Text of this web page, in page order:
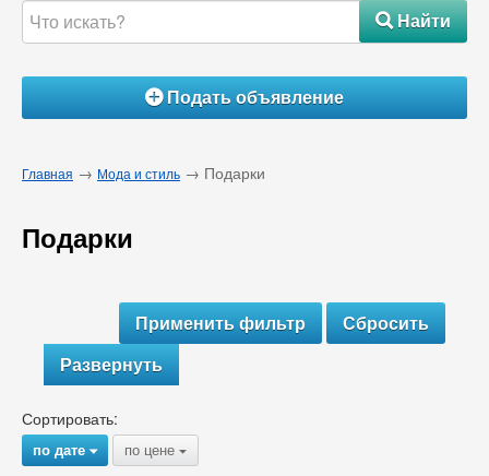
#Найти
ÁПодать объявление
Главная → Мода и стиль → Подарки
Подарки
Развернуть
Сортировать:
по дате{ по цене {